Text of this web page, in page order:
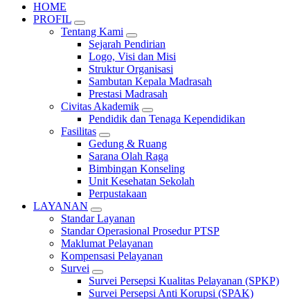
HOME
PROFIL
Tentang Kami
Sejarah Pendirian
Logo, Visi dan Misi
Struktur Organisasi
Sambutan Kepala Madrasah
Prestasi Madrasah
Civitas Akademik
Pendidik dan Tenaga Kependidikan
Fasilitas
Gedung & Ruang
Sarana Olah Raga
Bimbingan Konseling
Unit Kesehatan Sekolah
Perpustakaan
LAYANAN
Standar Layanan
Standar Operasional Prosedur PTSP
Maklumat Pelayanan
Kompensasi Pelayanan
Survei
Survei Persepsi Kualitas Pelayanan (SPKP)
Survei Persepsi Anti Korupsi (SPAK)